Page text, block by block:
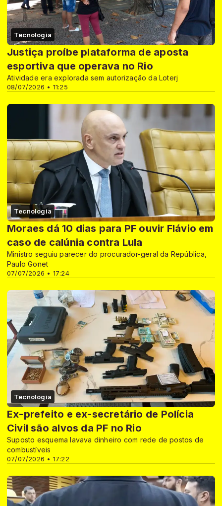
Tecnologia
08/07/2026 • 11:25
Justiça proíbe plataforma de aposta
esportiva que operava no Rio
Atividade era explorada sem autorização da Loterj
Tecnologia
07/07/2026 • 17:24
Moraes dá 10 dias para PF ouvir Flávio em
caso de calúnia contra Lula
Ministro seguiu parecer do procurador-geral da República,
Paulo Gonet
Tecnologia
07/07/2026 • 17:22
Ex-prefeito e ex-secretário de Polícia
Civil são alvos da PF no Rio
Suposto esquema lavava dinheiro com rede de postos de
combustíveis